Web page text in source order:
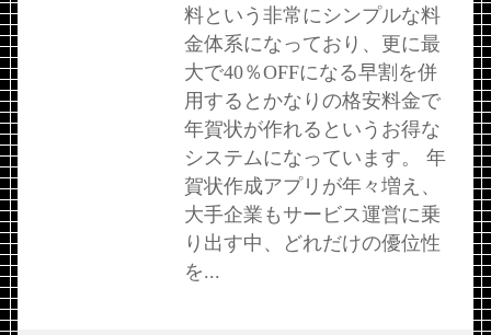
料という非常にシンプルな料
金体系になっており、更に最
大で40％OFFになる早割を併
用するとかなりの格安料金で
年賀状が作れるというお得な
システムになっています。 年
賀状作成アプリが年々増え、
大手企業もサービス運営に乗
り出す中、どれだけの優位性
を...